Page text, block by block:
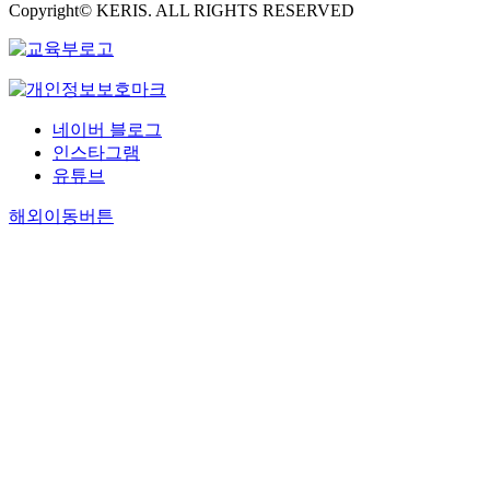
Copyright© KERIS. ALL RIGHTS RESERVED
네이버 블로그
인스타그램
유튜브
해외이동버튼